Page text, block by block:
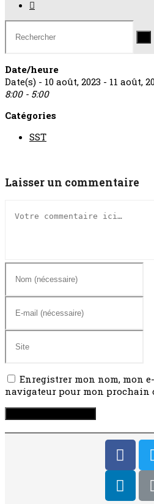
Date/heure
Date(s) - 10 août, 2023 - 11 août,
8:00 - 5:00
Catégories
SST
Laisser un commentaire
Enregistrer mon nom, mon
navigateur pour mon prochain